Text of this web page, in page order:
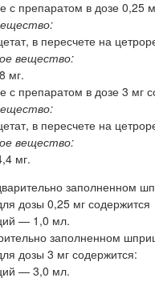
с препаратом в дозе 0,25
в пересчете на
вещество:
мг.
с препаратом в дозе 3 мг
в пересчете на
вещество:
мг.
заполненном
дозы 0,25 мг содержится
— 1,0 мл.
заполненном
дозы 3 мг содержится:
— 3,0 мл.